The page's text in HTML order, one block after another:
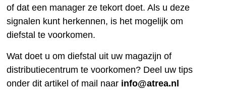
of dat een manager ze tekort doet. Als u deze
signalen kunt herkennen, is het mogelijk om
diefstal te voorkomen.
Wat doet u om diefstal uit uw magazijn of
distributiecentrum te voorkomen? Deel uw tips
onder dit artikel of mail naar info@atrea.nl